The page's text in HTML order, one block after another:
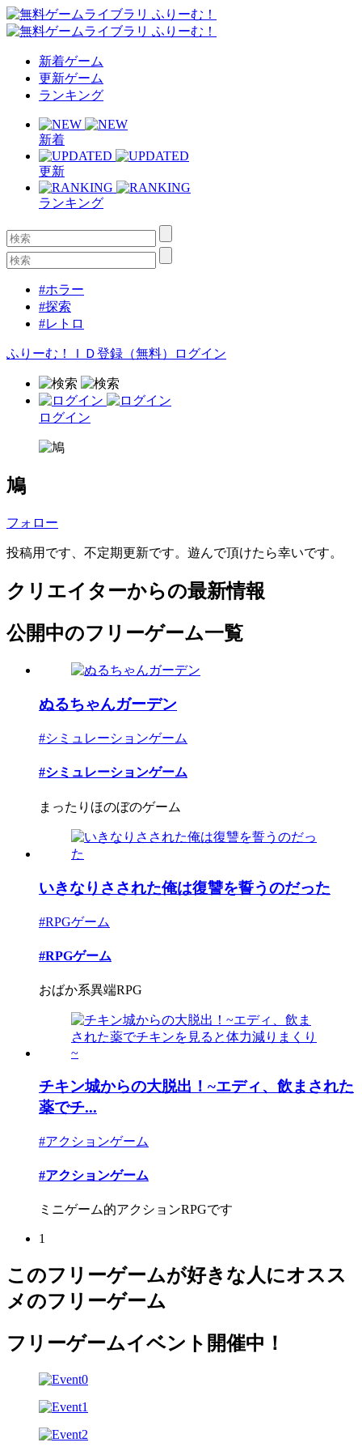
新着ゲーム
更新ゲーム
ランキング
新着
更新
ランキング
#ホラー
#探索
#レトロ
ふりーむ！ＩＤ登録（無料） ログイン
ログイン
鳩
フォロー
投稿用です、不定期更新です。遊んで頂けたら幸いです。
クリエイターからの最新情報
公開中のフリーゲーム一覧
ぬるちゃんガーデン
#シミュレーションゲーム
#シミュレーションゲーム
まったりほのぼのゲーム
いきなりさされた俺は復讐を誓うのだった
#RPGゲーム
#RPGゲーム
おばか系異端RPG
チキン城からの大脱出！~エディ、飲まされた
薬でチ...
#アクションゲーム
#アクションゲーム
ミニゲーム的アクションRPGです
1
このフリーゲームが好きな人にオスス
メのフリーゲーム
フリーゲームイベント開催中！